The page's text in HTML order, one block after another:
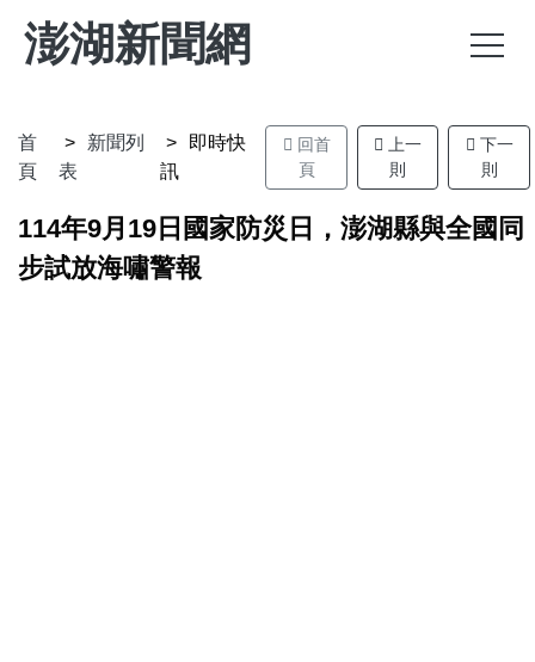
澎湖新聞網
首
頁
新聞列
表
即時快
訊
回首
頁
上一
則
下一
則
114年9月19日國家防災日，澎湖縣與全國同
步試放海嘯警報